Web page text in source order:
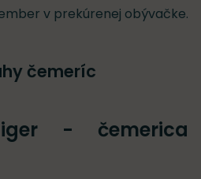
v prekúrenej obývačke.
čemeríc
- čemerica